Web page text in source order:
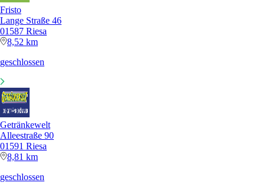
Fristo
Lange Straße 46
01587 Riesa
8,52 km
geschlossen
Getränkewelt
Alleestraße 90
01591 Riesa
8,81 km
geschlossen